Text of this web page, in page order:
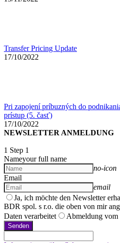
Transfer Pricing Update
17/10/2022
Pri zapojení príbuzných do
prístup (5. časť)
17/10/2022
NEWSLETTER ANMELDUNG
1 Step 1
Nameyour full name
no-icon
Email
email
Ja, ich möchte den Newsletter
BDR spol. s r.o. die oben von mir
Daten verarbeitet
Abmeldung vom
Senden